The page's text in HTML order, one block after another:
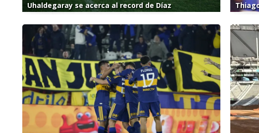
Uhaldegaray se acerca al record de Díaz